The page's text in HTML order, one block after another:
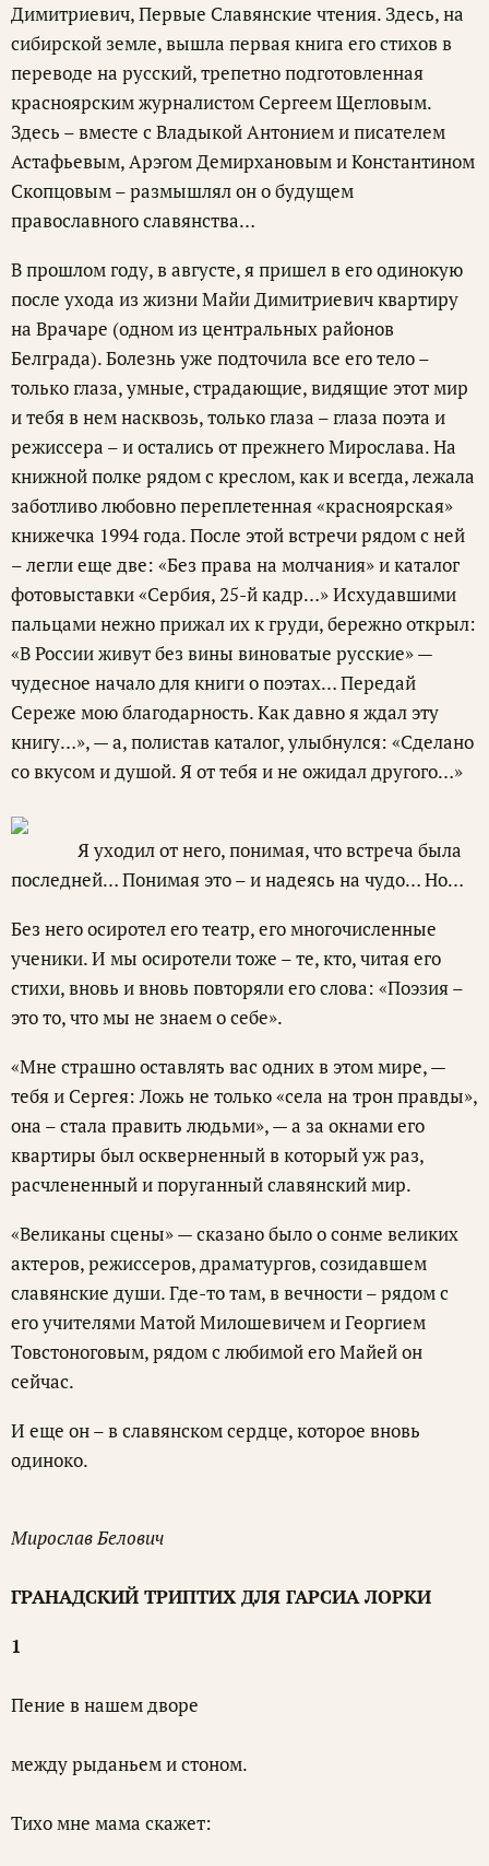
Димитриевич, Первые Славянские чтения. Здесь, на
сибирской земле, вышла первая книга его стихов в
переводе на русский, трепетно подготовленная
красноярским журналистом Сергеем Щегловым.
Здесь – вместе с Владыкой Антонием и писателем
Астафьевым, Арэгом Демирхановым и Константином
Скопцовым – размышлял он о будущем
православного славянства…
В прошлом году, в августе, я пришел в его одинокую
после ухода из жизни Майи Димитриевич квартиру
на Врачаре (одном из центральных районов
Белграда). Болезнь уже подточила все его тело –
только глаза, умные, страдающие, видящие этот мир
и тебя в нем насквозь, только глаза – глаза поэта и
режиссера – и остались от прежнего Мирослава. На
книжной полке рядом с креслом, как и всегда, лежала
заботливо любовно переплетенная «красноярская»
книжечка 1994 года. После этой встречи рядом с ней
– легли еще две: «Без права на молчания» и каталог
фотовыставки «Сербия, 25-й кадр…» Исхудавшими
пальцами нежно прижал их к груди, бережно открыл:
«В России живут без вины виноватые русские» —
чудесное начало для книги о поэтах… Передай
Сереже мою благодарность. Как давно я ждал эту
книгу…», — а, полистав каталог, улыбнулся: «Сделано
со вкусом и душой. Я от тебя и не ожидал другого…»
Я уходил от него, понимая, что встреча была
последней… Понимая это – и надеясь на чудо… Но…
Без него осиротел его театр, его многочисленные
ученики. И мы осиротели тоже – те, кто, читая его
стихи, вновь и вновь повторяли его слова: «Поэзия –
это то, что мы не знаем о себе».
«Мне страшно оставлять вас одних в этом мире, —
тебя и Сергея: Ложь не только «села на трон правды»,
она – стала править людьми», — а за окнами его
квартиры был оскверненный в который уж раз,
расчлененный и поруганный славянский мир.
«Великаны сцены» — сказано было о сонме великих
актеров, режиссеров, драматургов, созидавшем
славянские души. Где-то там, в вечности – рядом с
его учителями Матой Милошевичем и Георгием
Товстоноговым, рядом с любимой его Майей он
сейчас.
И еще он – в славянском сердце, которое вновь
одиноко.
Мирослав Белович
ГРАНАДСКИЙ ТРИПТИХ ДЛЯ ГАРСИА ЛОРКИ
1
Пение в нашем дворе
между рыданьем и стоном.
Тихо мне мама скажет: